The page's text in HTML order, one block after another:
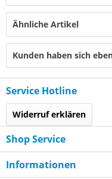
Ähnliche Artikel
Kunden haben sich
Service Hotline
Widerruf erklären
Shop Service
Informationen